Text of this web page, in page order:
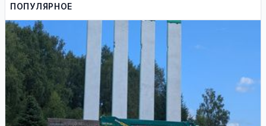
ПОПУЛЯРНОЕ